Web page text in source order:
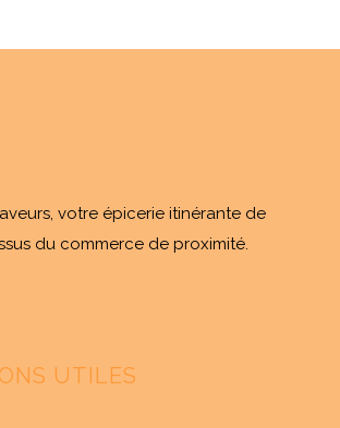
votre épicerie itinérante de
du commerce de proximité.
UTILES